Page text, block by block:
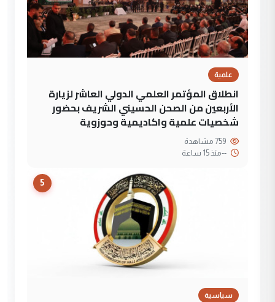
علمية
انطلاق المؤتمر العلمي الدولي العاشر لزيارة
الأربعين من الصحن الحسيني الشريف بحضور
شخصيات علمية واكاديمية وحوزوية
--منذ 15 ساعة
5
سياسية